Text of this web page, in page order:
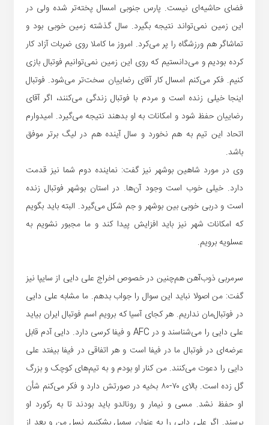
فضای حاشیه‌ای نیست. پارس جنوبی امسال پخته‌تر شده ولی در
این زمین نمی‌تواند نتیجه بگیرد. سال گذشته زمین خوبی بود و
تماشاگر هم ورزشگاه را پر می‌کرد. امروز ما کاملا روی ضربات آزاد کار
کرده بودیم و می‌دانستیم که روی این زمین نمی‌توانیم فوتبال بازی
کنیم. فکر می‌کنم امسال کار آقای رضاییان سخت‌تر می‌شود. فوتبال
اینجا خیلی زنده است و مردم با فوتبال زندگی می‌کنند، اگر آقای
رضاییان حفظ شود و امکانات به او بدهند نتیجه‌ می‌گیرد. امیدوارم
اتحاد این تیم به هم نخورد و سال آینده هم در لیگ برتر موفق
باشد.
وی در مورد شاهین بوشهر نیز گفت: نماینده دوم شما نیز قدمت
دارد. خیلی خوب است وجود آن‌ها. در استان بوشهر فوتبال زنده
است و دربی خوبی بین بوشهر و جم شکل می‌گیرد. البته باید بگویم
که امکانات شهر نیز باید افزایش پیدا کند و ما مجبور نشویم به
عسلویه برویم.
سرمربی ذوب‌آهن هم‌چنین در خصوص اخراج علی دایی از سایپا نیز
گفت: من اصولا نباید این سوال را جواب بدهم. ما مشابه علی دایی
در فوتبال‌مان نداریم. هر کجای آسیا که برویم اسم فوتبال ایران بیاید
علی دایی را می‌شناسند و در AFC و فیفا کرسی دارد. دایی آدم قابل
عرضه‌ای در فوتبال ما در فیفا است و هر اتفاقی در فیفا بیفتد علی
دایی را دعوت می‌کنند. من کنار او بودم و به تیم‌های کوچک و بزرگ
گل زده است. بالای ۷۰-۸۰ بخیه در صورتش دارد و فکر می‌کنم شأن
او حفظ نشد. مسی و نیمار و رونالدو باید بودند تا به رکورد او